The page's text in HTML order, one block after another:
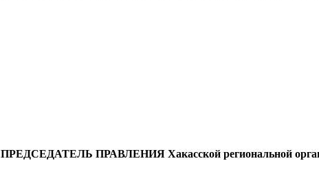
ПРЕДСЕДАТЕЛЬ ПРАВЛЕНИЯ Хакасской региональной